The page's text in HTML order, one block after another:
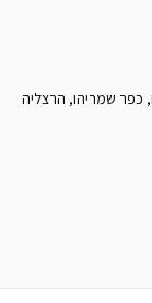
שמריהו, הרצליה